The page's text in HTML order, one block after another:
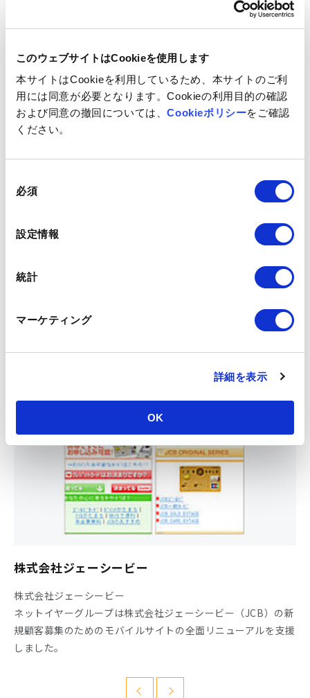
このウェブサイトはCookieを使用します
本サイトはCookieを利用しているため、本サイトのご利
用には同意が必要となります。Cookieの利用目的の確認
および同意の撤回については、Cookieポリシーをご確認
ください。
必須
設定情報
統計
マーケティング
詳細を表示
OK
リテール(EC)、ゴルフ場予約、ゴルフメディアの3事業を手掛
けるGDOは、インターネットでゴルフのワンストップサービ
ネットイヤーグループはオムロンヘルスケアが提供する健康
サービスサイト「WellnessLink」における分析プラット
株式会社ジェーシービー
株式会社ジェーシービー
ネットイヤーグループは株式会社ジェーシービー（JCB）の新
規顧客募集のためのモバイルサイトの全面リニューアルを支援
しました。